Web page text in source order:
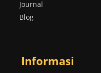
Journal
Blog
Informasi